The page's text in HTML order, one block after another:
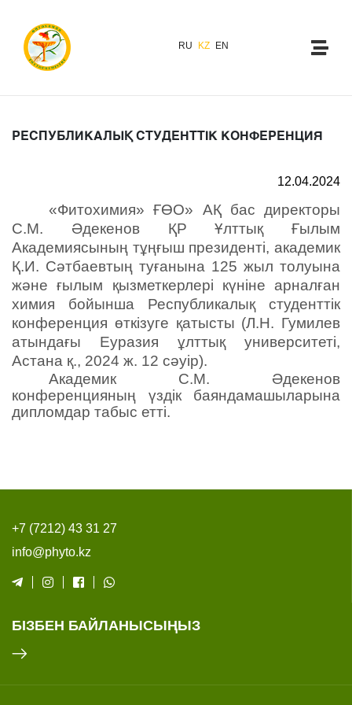
RU KZ EN
РЕСПУБЛИКАЛЫҚ СТУДЕНТТІК КОНФЕРЕНЦИЯ
12.04.2024
«Фитохимия» ҒӨО» АҚ бас директоры
С.М. Әдекенов ҚР Ұлттық Ғылым
Академиясының тұңғыш президенті, академик
Қ.И. Сәтбаевтың туғанына 125 жыл толуына
және ғылым қызметкерлері күніне арналған
химия бойынша Республикалық студенттік
конференция өткізуге қатысты (Л.Н. Гумилев
атындағы Еуразия ұлттық университеті,
Астана қ., 2024 ж. 12 сәуір).
Академик С.М. Әдекенов
конференцияның үздік баяндамашыларына
дипломдар табыс етті.
+7 (7212) 43 31 27
info@phyto.kz
БІЗБЕН БАЙЛАНЫСЫҢЫЗ